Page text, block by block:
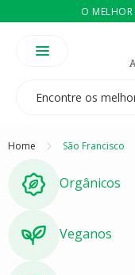
O
Temos 3 lojas
É
Home São Francisco
Orgânicos
Veganos